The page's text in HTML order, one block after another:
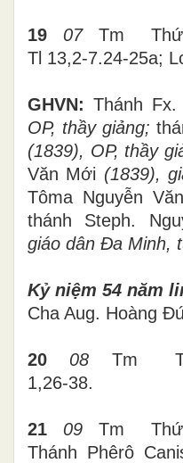
19 07Tm Thứ
Tl 13,2-7.24-25a;
GHVN: Thánh
OP, thầy giảng;
(1839), OP, thầy
Văn Mới (1839),
Tôma Nguyễn
thánh Steph.
giáo dân Đa Minh,
Kỷ niệm 54 năm
Cha Aug. Hoàng
20 08 Tm
1,26-38.
21 09 Tm Thứ
Thánh Phêrô